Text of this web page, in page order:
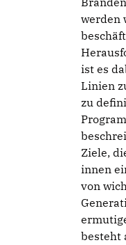
werden
ist es
Linien
zu
Ziele,
innen
von
besteht